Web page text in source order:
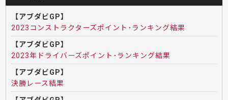
【アブダビGP】
2023コンストラクターズポイント･ランキング結果
【アブダビGP】
2023年ドライバーズポイント･ランキング結果
【アブダビGP】
決勝レース結果